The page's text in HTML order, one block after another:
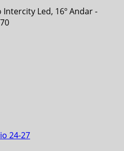
Intercity Led, 16º Andar -
24-27